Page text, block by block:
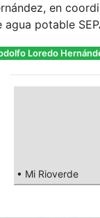
en
agua potable
Loredo
• Mi Rioverde